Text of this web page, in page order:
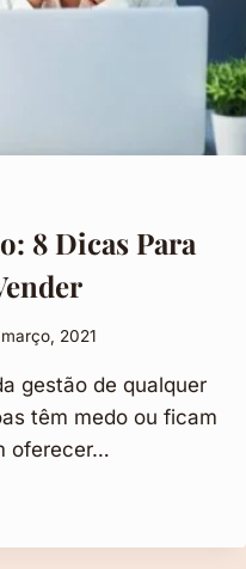
8 Dicas Para
2021
gestão de qualquer
têm medo ou ficam
oferecer…